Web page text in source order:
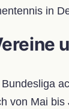
in
von Mai